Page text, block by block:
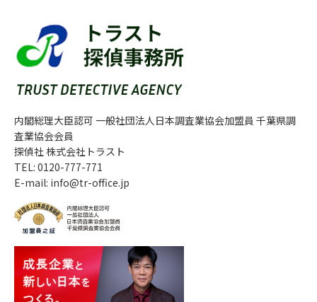
内閣総理大臣認可 一般社団法人日本調査業協会加盟員 千葉県調
査業協会会員
探偵社 株式会社トラスト
TEL: 0120-777-771
E-mail: info@tr-office.jp